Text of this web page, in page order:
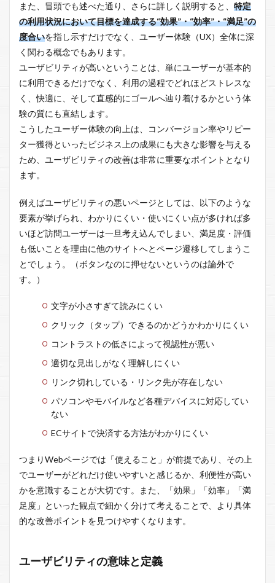
また、冒頭でも述べた通り、さらに詳しく説明すると、 特定
の利用状況において目標を達成する“効果”・“効率”・“満足”の
度合いを指し示すだけでなく、ユーザー体験（UX）全体に深
く関わる概念でもあります。
ユーザビリティが高いということは、単にユーザーが基本的
に利用できるだけでなく、利用の過程でどれほどストレスな
く、快適に、そして直感的にゴールへ辿り着けるかという体
験の質にも直結します。
こうしたユーザー体験の向上は、コンバージョン率やリピー
ター獲得といったビジネス上の成果にも大きな影響を与える
ため、ユーザビリティの改善は非常に重要なポイントとなり
ます。
例えばユーザビリティの悪いページとしては、以下のような
要素が挙げられ、わかりにくい・使いにくい点が多ければ多
いほど訪問ユーザーは一旦考え込んでしまい、満足度・評価
も低いことを理由に他のサイトへとページ遷移してしまうこ
とでしょう。（ボタンなのに押せないというのは論外で
す。）
文字が小さすぎて読みにくい
クリック（タップ）できるのかどうかわかりにくい
コントラストの低さによって視認性が悪い
適切な見出しがなく理解しにくい
リンク切れしている・リンク先が存在しない
パソコンやモバイルなど各種デバイスに対応してい
ない
ECサイトで決済する方法がわかりにくい
つまりWebページでは「使えること」が前提であり、その上
でユーザーがどれだけ使いやすいと感じるか、利便性が高い
かを意識することが大切です。また、「効果」「効率」「満
足度」といった観点で細かく分けて考えることで、より具体
的な改善ポイントを見つけやすくなります。
ユーザビリティの意味と定義